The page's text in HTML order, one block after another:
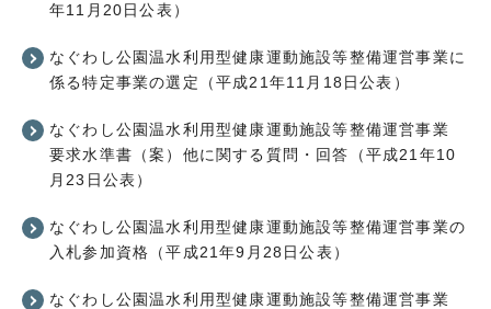
年11月20日公表）
なぐわし公園温水利用型健康運動施設等整備運営事業に
係る特定事業の選定（平成21年11月18日公表）
なぐわし公園温水利用型健康運動施設等整備運営事業
要求水準書（案）他に関する質問・回答（平成21年10
月23日公表）
なぐわし公園温水利用型健康運動施設等整備運営事業の
入札参加資格（平成21年9月28日公表）
なぐわし公園温水利用型健康運動施設等整備運営事業